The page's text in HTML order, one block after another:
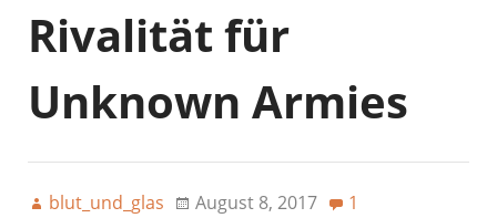
Rivalität für
Unknown Armies
blut_und_glas August 8, 2017 1